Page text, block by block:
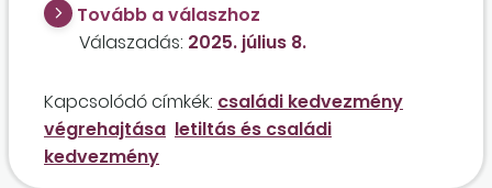
összegű banki tartozása is van, amelyek miatt a
munkabérére jelenleg kettő végrehajtás van
munkáltatónak ebben az esetben, különös
tekintettel arra, hogy a Vht. 63. §-a szerint a
munkavállaló nettó munkabéréből korlátozás
nélkül végrehajtás alá vonható a havonta
Tovább a válaszhoz
Válaszadás: 2025. július 8.
Kapcsolódó címkék: családi kedvezmény
végrehajtása letiltás és családi
kedvezmény